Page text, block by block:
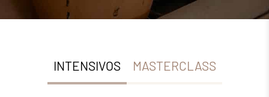
INTENSIVOS MASTERCLASS